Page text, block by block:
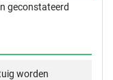
geconstateerd
worden